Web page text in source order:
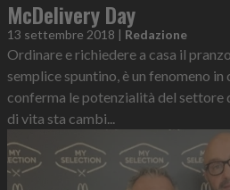
McDelivery Day
13 settembre 2018 | Redazione
Ordinare e richiedere a casa il
semplice spuntino, è un fenomeno
conferma le potenzialità del settore
di vita sta cambi...